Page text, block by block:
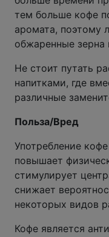
тем больше кофе
аромата, поэтому
обжаренные зерна
Не стоит путать
напитками, где
различные
Польза/Вред
Употребление
повышает
стимулирует
снижает
некоторых видов
Кофе является